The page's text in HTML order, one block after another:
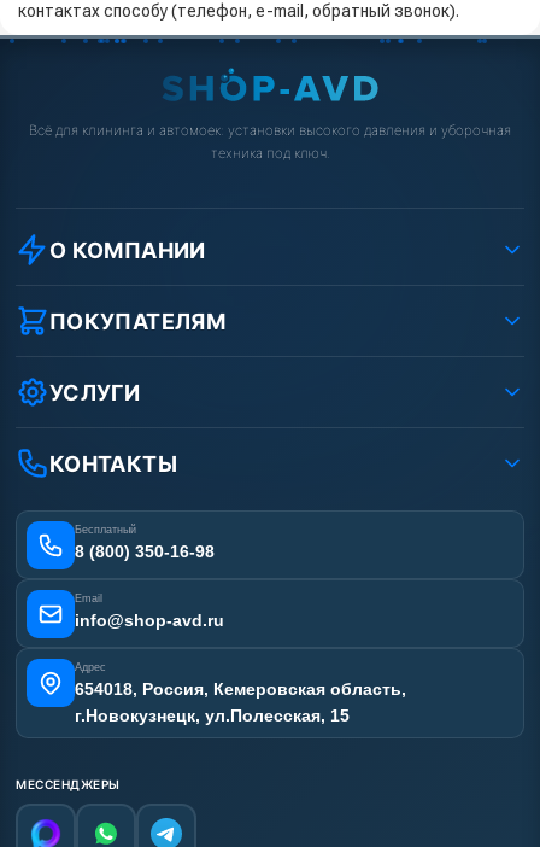
контактах способу (телефон, e-mail, обратный звонок).
Всё для клининга и автомоек: установки высокого давления и уборочная
техника под ключ.
О КОМПАНИИ
О компании
Реквизиты ООО «Шоп АВД»
Условия соглашения
Вакансии
Статьи
ПОКУПАТЕЛЯМ
Как заказать?
Оплата
Лизинг
Получить скидку
УСЛУГИ
Ремонт АВД
Сертификаты
Отзывы наших клиентов
Карта сайта
КОНТАКТЫ
Бесплатный
8 (800) 350-16-98
Email
info@shop-avd.ru
Адрес
654018, Россия, Кемеровская область,
г.Новокузнецк, ул.Полесская, 15
МЕССЕНДЖЕРЫ